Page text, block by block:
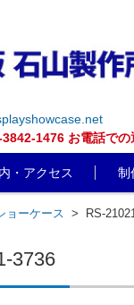
1476 お電話での
・アクセス 制
ョーケース > RS-
3736